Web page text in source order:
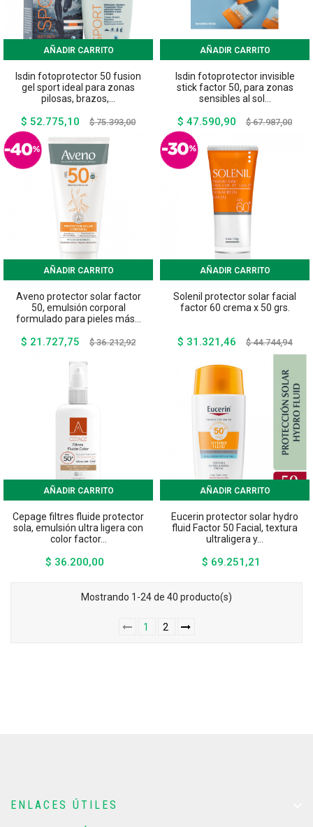
AÑADIR CARRITO
Isdin fotoprotector 50 fusion
gel sport ideal para zonas
pilosas, brazos,...
$ 52.775,10
Precio
$ 75.393,00Precio
AÑADIR CARRITO
Isdin fotoprotector invisible
stick factor 50, para zonas
sensibles al sol...
$ 47.590,90
Precio
$ 67.987,00
AÑADIR CARRITO
Aveno protector solar factor
50, emulsión corporal
formulado para pieles más...
$ 21.727,75
Precio
$ 36.212,92Precio
AÑADIR CARRITO
Solenil protector solar facial
factor 60 crema x 50 grs.
$ 31.321,46
Precio
$ 44.744,94
AÑADIR CARRITO
Cepage filtres fluide protector
sola, emulsión ultra ligera con
color factor...
$ 36.200,00
AÑADIR CARRITO
Eucerin protector solar hydro
fluid Factor 50 Facial, textura
ultraligera y...
$ 69.251,21
Mostrando 1-24 de 40 producto(s)
1 2
ENLACES ÚTILES